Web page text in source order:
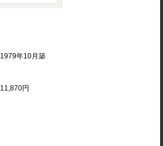
1979年10月築
11,870円